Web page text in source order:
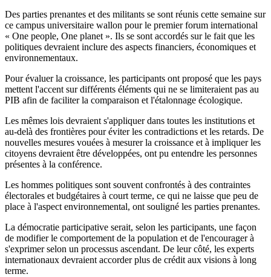
Des parties prenantes et des militants se sont réunis cette semaine sur
ce campus universitaire wallon pour le premier forum international
« One people, One planet ». Ils se sont accordés sur le fait que les
politiques devraient inclure des aspects financiers, économiques et
environnementaux.
Pour évaluer la croissance, les participants ont proposé que les pays
mettent l'accent sur différents éléments qui ne se limiteraient pas au
PIB afin de faciliter la comparaison et l'étalonnage écologique.
Les mêmes lois devraient s'appliquer dans toutes les institutions et
au-delà des frontières pour éviter les contradictions et les retards. De
nouvelles mesures vouées à mesurer la croissance et à impliquer les
citoyens devraient être développées, ont pu entendre les personnes
présentes à la conférence.
Les hommes politiques sont souvent confrontés à des contraintes
électorales et budgétaires à court terme, ce qui ne laisse que peu de
place à l'aspect environnemental, ont souligné les parties prenantes.
La démocratie participative serait, selon les participants, une façon
de modifier le comportement de la population et de l'encourager à
s'exprimer selon un processus ascendant. De leur côté, les experts
internationaux devraient accorder plus de crédit aux visions à long
terme.